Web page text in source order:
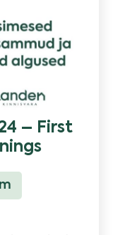
– First